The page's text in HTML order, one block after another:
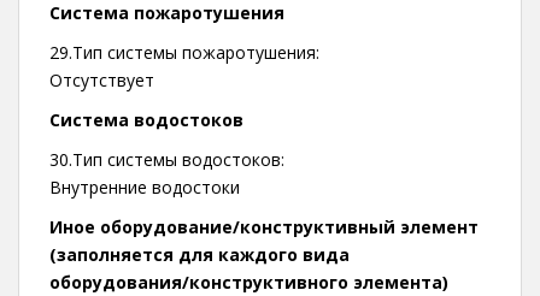
Система пожаротушения
29.Тип системы пожаротушения:
Отсутствует
Система водостоков
30.Тип системы водостоков:
Внутренние водостоки
Иное оборудование/конструктивный элемент
(заполняется для каждого вида
оборудования/конструктивного элемента)